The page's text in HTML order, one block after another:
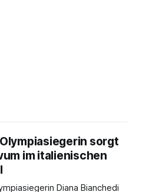
sorgt
im italienischen
Diana Bianchedi